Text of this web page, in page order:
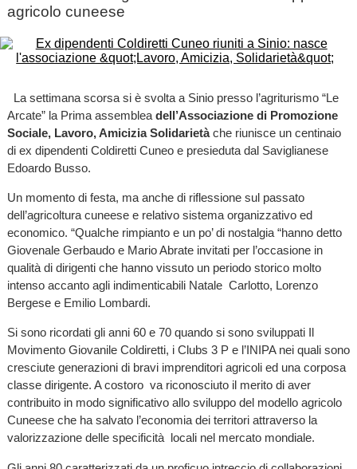
agricolo cuneese
La settimana scorsa si è svolta a Sinio presso l’agriturismo “Le
Arcate” la Prima assemblea dell’Associazione di Promozione
Sociale, Lavoro, Amicizia Solidarietàche riunisce un centinaio
di ex dipendenti Coldiretti Cuneo e presieduta dal Saviglianese
Edoardo Busso.
Un momento di festa, ma anche di riflessione sul passato
dell’agricoltura cuneese e relativo sistema organizzativo ed
economico. “Qualche rimpianto e un po’ di nostalgia “hanno detto
Giovenale Gerbaudo e Mario Abrate invitati per l’occasione in
qualità di dirigenti che hanno vissuto un periodo storico molto
intenso accanto agli indimenticabili Natale Carlotto, Lorenzo
Bergese e Emilio Lombardi.
Si sono ricordati gli anni 60 e 70 quando si sono sviluppati Il
Movimento Giovanile Coldiretti, i Clubs 3 P e l’INIPA nei quali sono
cresciute generazioni di bravi imprenditori agricoli ed una corposa
classe dirigente. A costoro va riconosciuto il merito di aver
contribuito in modo significativo allo sviluppo del modello agricolo
Cuneese che ha salvato l’economia dei territori attraverso la
valorizzazione delle specificità locali nel mercato mondiale.